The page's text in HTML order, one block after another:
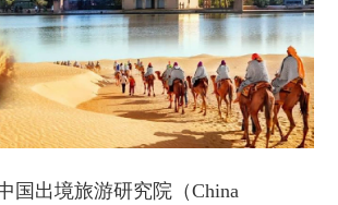
国出境旅游研究院（China